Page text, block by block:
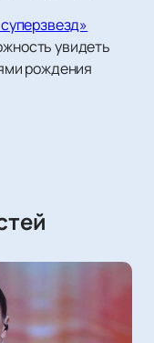
увидеть
рождения